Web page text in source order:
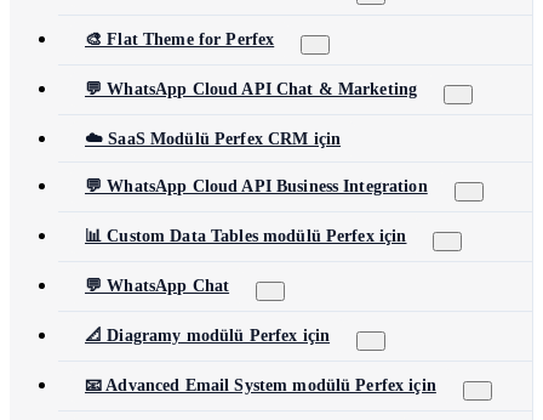
🎨 Flat Theme for Perfex
💬 WhatsApp Cloud API Chat & Marketing
☁️ SaaS Modülü Perfex CRM için
💬 WhatsApp Cloud API Business Integration
📊 Custom Data Tables modülü Perfex için
💬 WhatsApp Chat
📐 Diagramy modülü Perfex için
📧 Advanced Email System modülü Perfex için